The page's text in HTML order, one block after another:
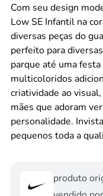
Com seu design
Low SE Infantil na
diversas peças do
perfeito para
parque até uma
multicoloridos
criatividade ao
mães que adoram
personalidade.
pequenos toda a
produto